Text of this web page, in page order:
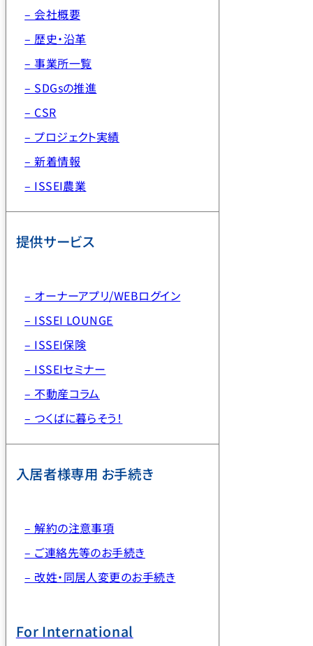
– 会社概要
– 歴史・沿革
– 事業所一覧
– SDGsの推進
– CSR
– プロジェクト実績
– 新着情報
– ISSEI農業
提供サービス
– オーナーアプリ/WEBログイン
– ISSEI LOUNGE
– ISSEI保険
– ISSEIセミナー
– 不動産コラム
– つくばに暮らそう！
入居者様専用 お手続き
– 解約の注意事項
– ご連絡先等のお手続き
– 改姓・同居人変更のお手続き
For International